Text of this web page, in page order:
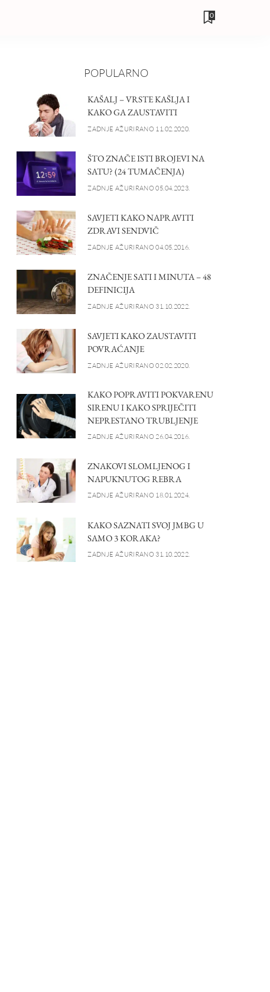
0
POPULARNO
KAŠALJ – VRSTE KAŠLJA I
KAKO GA ZAUSTAVITI
ZADNJE AŽURIRANO 11.02.2020.
ŠTO ZNAČE ISTI BROJEVI NA
SATU? (24 TUMAČENJA)
ZADNJE AŽURIRANO 05.04.2023.
SAVJETI KAKO NAPRAVITI
ZDRAVI SENDVIČ
ZADNJE AŽURIRANO 04.05.2016.
ZNAČENJE SATI I MINUTA – 48
DEFINICIJA
ZADNJE AŽURIRANO 31.10.2022.
SAVJETI KAKO ZAUSTAVITI
POVRAĆANJE
ZADNJE AŽURIRANO 02.02.2020.
KAKO POPRAVITI POKVARENU
SIRENU I KAKO SPRIJEČITI
NEPRESTANO TRUBLJENJE
ZADNJE AŽURIRANO 26.04.2016.
ZNAKOVI SLOMLJENOG I
NAPUKNUTOG REBRA
ZADNJE AŽURIRANO 18.01.2024.
KAKO SAZNATI SVOJ JMBG U
SAMO 3 KORAKA?
ZADNJE AŽURIRANO 31.10.2022.